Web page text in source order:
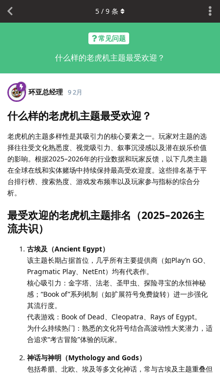
常见问题
什么样的老虎机主题最受欢迎？
5 / 9 条
环亚总经理 9 2月
什么样的老虎机主题最受欢迎？
老虎机的主题多样性是其吸引力的核心要素之一。玩家对主题的选
择往往受文化熟悉度、视觉吸引力、叙事沉浸感以及潜在娱乐价值
的影响。根据2025–2026年的行业数据和玩家反馈，以下几类主题
在全球在线和实体赌场中持续保持最高受欢迎度。这些排名基于平
台排行榜、搜索热度、游戏发布频率以及玩家参与指标的综合分
析。
最受欢迎的老虎机主题排名（2025–2026主
流共识）
古埃及（Ancient Egypt）
该主题长期占据首位，几乎所有主要提供商（如Play’n GO、
Pragmatic Play、NetEnt）均有代表作。
核心吸引力：金字塔、法老、圣甲虫、探险寻宝的永恒神秘
感；“Book of”系列机制（如扩展符号免费旋转）进一步强化
其流行度。
代表游戏：Book of Dead、Cleopatra、Rays of Egypt。
为什么持续热门：熟悉的文化符号结合高波动性大奖潜力，适
合追求“考古冒险”体验的玩家。
神话与神明（Mythology and Gods）
包括希腊、北欧、埃及等多文化神话，常与古埃及主题重叠但